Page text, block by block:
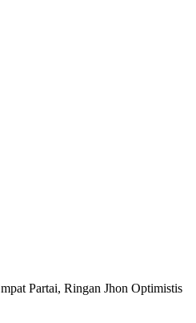
Partai, Ringan Jhon Optimistis